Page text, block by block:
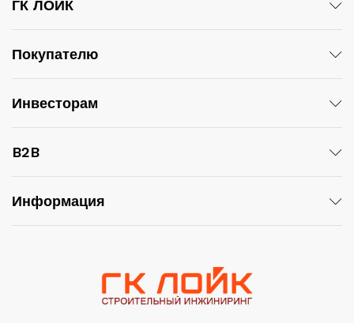
ГК ЛОЙК
Покупателю
Инвесторам
B2B
Информация